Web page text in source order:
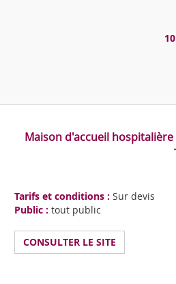
Maison d'accueil hospitalière
Tarifs et conditions : Sur devis
Public : tout public
CONSULTER LE SITE